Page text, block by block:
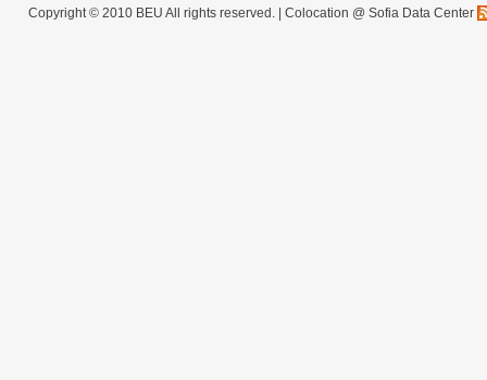
Copyright © 2010 BEU All rights reserved. | Colocation @ Sofia Data Center